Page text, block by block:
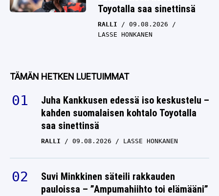
Toyotalla saa sinettinsä
RALLI
09.08.2026
LASSE HONKANEN
TÄMÄN HETKEN LUETUIMMAT
Juha Kankkusen edessä iso keskustelu –
kahden suomalaisen kohtalo Toyotalla
saa sinettinsä
RALLI 09.08.2026 LASSE HONKANEN
Suvi Minkkinen säteili rakkauden
pauloissa – ”Ampumahiihto toi elämääni”